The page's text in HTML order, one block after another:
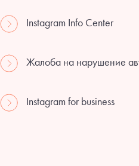
Instagram Info Center
Жалоба на нарушение
Instagram for business